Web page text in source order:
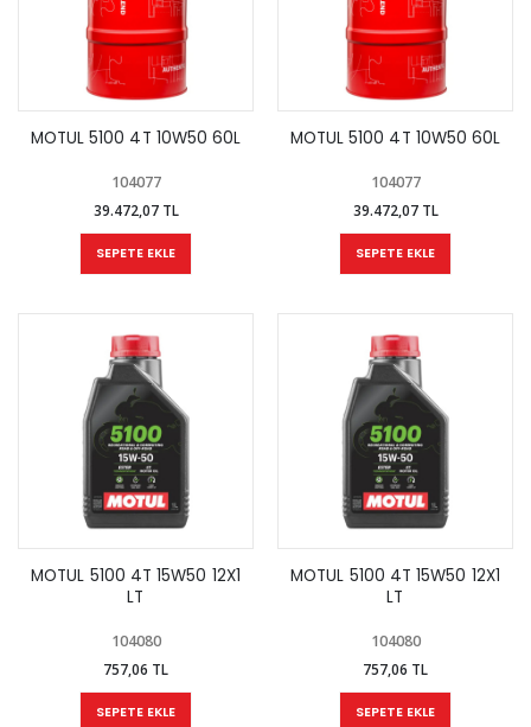
MOTUL 5100 4T 10W50 60L
104077
39.472,07 TL
SEPETE EKLE
MOTUL 5100 4T 10W50 60L
104077
39.472,07 TL
SEPETE EKLE
MOTUL 5100 4T 15W50 12X1
LT
104080
757,06 TL
SEPETE EKLE
MOTUL 5100 4T 15W50 12X1
LT
104080
757,06 TL
SEPETE EKLE